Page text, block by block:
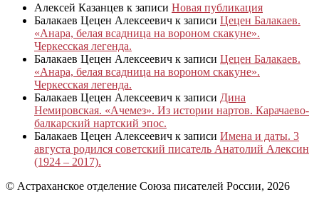
Алексей Казанцев к записи Новая публикация
Балакаев Цецен Алексеевич к записи Цецен Балакаев.
«Анара, белая всадница на вороном скакуне».
Черкесская легенда.
Балакаев Цецен Алексеевич к записи Цецен Балакаев.
«Анара, белая всадница на вороном скакуне».
Черкесская легенда.
Балакаев Цецен Алексеевич к записи Дина
Немировская. «Ачемез». Из истории нартов. Карачаево-
балкарский нартский эпос.
Балакаев Цецен Алексеевич к записи Имена и даты. 3
августа родился советский писатель Анатолий Алексин
(1924 – 2017).
© Астраханское отделение Союза писателей России, 2026